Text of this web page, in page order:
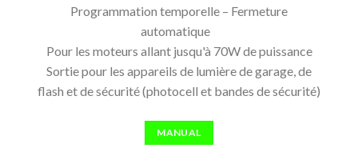
Programmation temporelle – Fermeture
automatique
Pour les moteurs allant jusqu'à 70W de puissance
Sortie pour les appareils de lumière de garage, de
flash et de sécurité (photocell et bandes de sécurité)
MANUAL